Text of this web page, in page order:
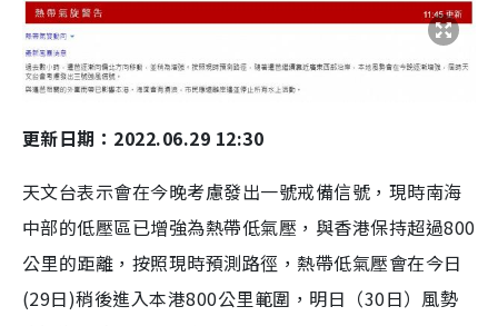
更新日期：2022.06.29 12:30
天文台表示會在今晚考慮發出一號戒備信號，現時南海
中部的低壓區已增強為熱帶低氣壓，與香港保持超過800
公里的距離，按照現時預測路徑，熱帶低氣壓會在今日
(29日)稍後進入本港800公里範圍，明日（30日）風勢